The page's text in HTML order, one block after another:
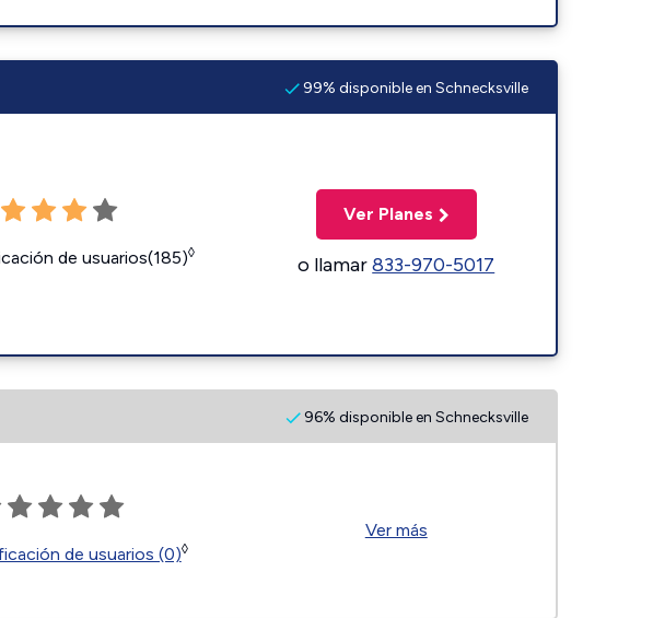
99% disponible en Schnecksville
de usuarios(185)◊
Ver Planes
o llamar833-970-5017
96% disponible en Schnecksville
de usuarios (0)◊
Ver más